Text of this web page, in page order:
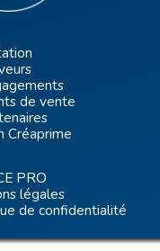
de vente
Créaprime
PRO
légales
de confidentialité